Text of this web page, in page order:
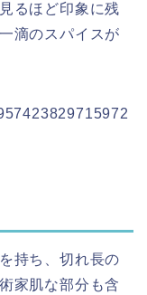
るほど印象に残
滴のスパイスが
持ち、切れ長の
家肌な部分も含